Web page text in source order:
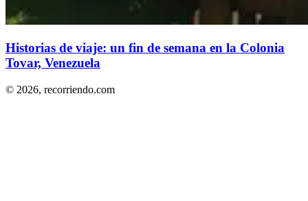
Historias de viaje: un fin de semana en la Colonia
Tovar, Venezuela
© 2026, recorriendo.com